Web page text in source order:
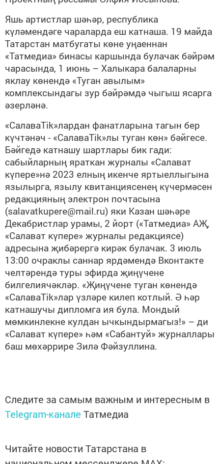
Яшь артистлар шәһәр, республика
күләмендәге чараларда еш катнаша. 19 майда
Татарстан матбугаты көне уңаеннан
«Татмедиа» бинасы каршында булачак бәйрәм
чарасында, 1 июнь – Халыкара балаларны
яклау көнендә «Туган авылым»
комплексындагы зур бәйрәмдә чыгыш ясарга
әзерләнә.
«СалаваTik»лардан фанатларына тагын бер
күчтәнәч - «СалаваTik»лы туган көн» бәйгесе.
Бәйгедә катнашу шартлары бик гади:
сабыйларның яраткан журналы «Салават
күпере»нә 2023 елның икенче яртыеллыгына
язылырга, язылу квитанциясенең күчермәсен
редакцияның электрон почтасына
(salavatkupere@mail.ru) яки Казан шәһәре
Декабристлар урамы, 2 йорт («Татмедиа» АҖ,
«Салават күпере» журналы редакциясе)
адресына җибәрергә кирәк булачак. 3 июль
13:00 очраклы саннар ярдәмендә Вконтакте
челтәрендә туры эфирда җиңүчене
билгелиячәкләр. «Җиңүчене туган көнендә
«СалаваTik»лар үзләре килеп котлый. Ә һәр
катнашучы дипломга ия була. Мондый
мөмкинлекне кулдан ычкындырмагыз!» – ди
«Салават күпере» һәм «Сабантуй» журналлары
баш мөхәррире Зилә Фәйзуллина.
Следите за самым важным и интересным в
Telegram-канале Татмедиа
Читайте новости Татарстана в